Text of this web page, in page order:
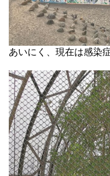
あいにく、現在は感染